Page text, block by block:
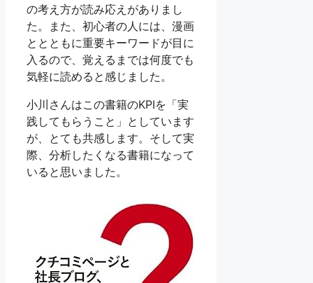
の考え方が読み応えがありまし
た。また、初心者の人には、漫画
ととともに重要キーワードが目に
入るので、覚えるまでは何度でも
気軽に読めると感じました。
小川さんはこの書籍のKPIを「実
践してもらうこと」としています
が、とても共感します。そして実
際、分析したくなる書籍になって
いると思いました。